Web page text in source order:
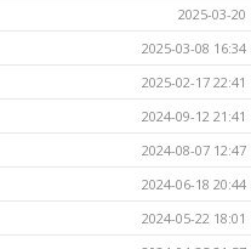
2025-03-20
2025-03-08 16:34
2025-02-17 22:41
2024-09-12 21:41
2024-08-07 12:47
2024-06-18 20:44
2024-05-22 18:01